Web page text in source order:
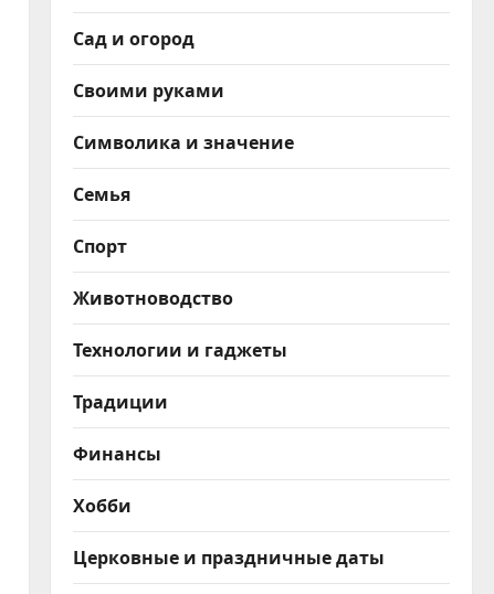
Сад и огород
Своими руками
Символика и значение
Семья
Спорт
Животноводство
Технологии и гаджеты
Традиции
Финансы
Хобби
Церковные и праздничные даты